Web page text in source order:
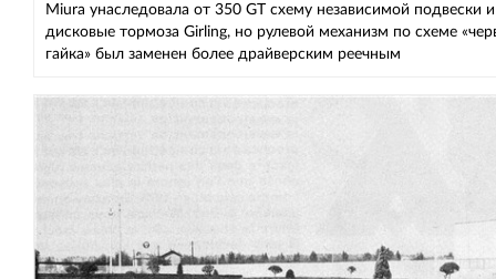
Miura унаследовала от 350 GT схему независимой подвески и
дисковые тормоза Girling, но рулевой механизм по схеме
гайка» был заменен более драйверским реечным